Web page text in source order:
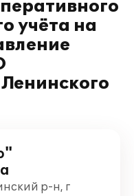
учёта на
р-н, г